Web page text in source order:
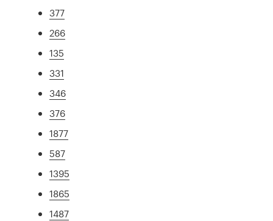
377
266
135
331
346
376
1877
587
1395
1865
1487